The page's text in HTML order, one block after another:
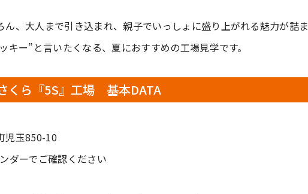
、大人まで引き込まれ、親子でいっしょに盛り上がれる魅力が詰ま
キー”と言いたくなる、夏におすすめの工場見学です。
くら『5S』工場 基本DATA
児玉850-10
ダーでご確認ください